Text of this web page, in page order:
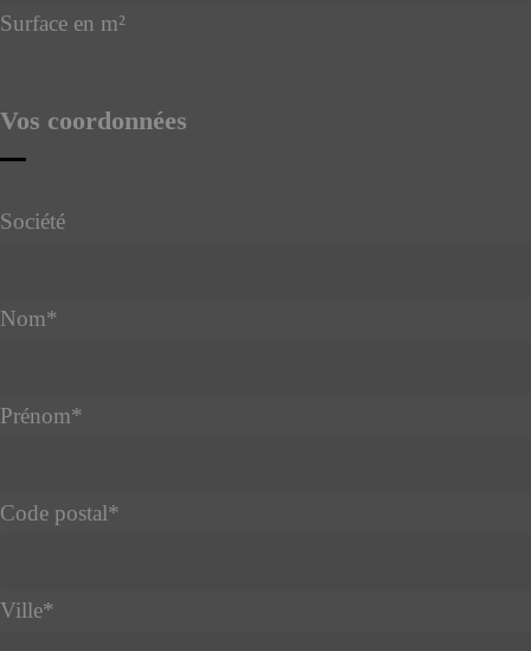
Surface en m²
Vos coordonnées
Société
Nom*
Prénom*
Code postal*
Ville*